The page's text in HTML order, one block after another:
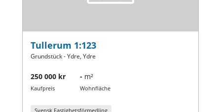
Tullerum 1:123
Grundstück - Ydre, Ydre
250 000 kr
Kaufpreis
- m²
Wohnfläche
Svensk Fastighetsförmedling